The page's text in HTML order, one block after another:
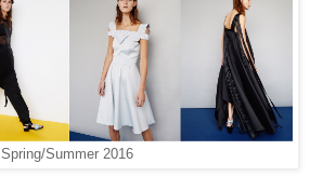
Spring/Summer 2016